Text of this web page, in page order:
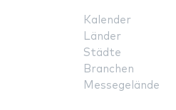
Kalender
Länder
Städte
Branchen
Messegelände